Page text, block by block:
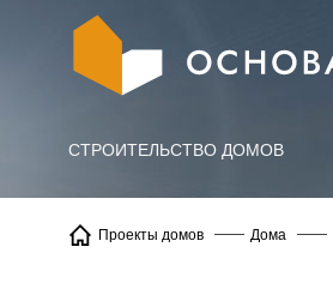
СТРОИТЕЛЬСТВО ДОМОВ
Проекты домов Дома